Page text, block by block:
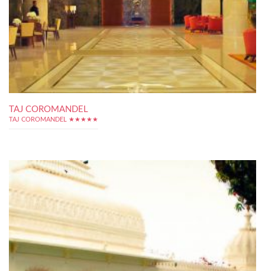
TAJ COROMANDEL
TAJ COROMANDEL ★★★★★